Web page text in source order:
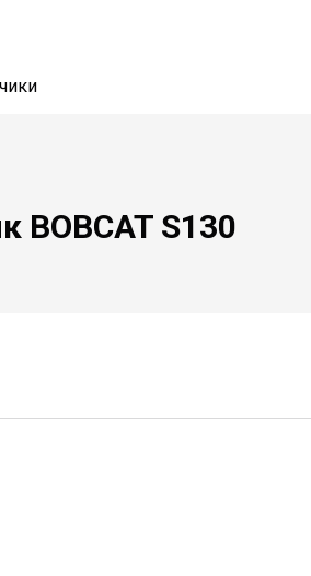
BOBCAT S130